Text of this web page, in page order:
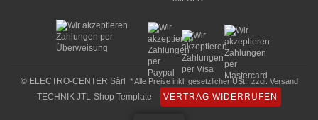
© ELECTRO-CENTER Sàrl * Alle Preise inkl. gesetzlicher USt., zzgl. Versand
TECHNIK JTL-Shop Template VERTRAG WIDERRUFEN